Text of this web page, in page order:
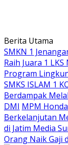
Langsung
ke
konten
Berita Utama
SMKN 1
Raih Juara 1
Program
SMKS ISLAM 1
Berdampak
DMI MPM
Berkelanjutan
di Jatim Media
Orang Naik Gaji